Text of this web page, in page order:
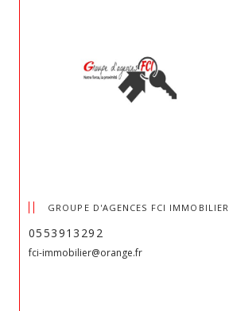
GROUPE D'AGENCES FCI IMMOBILIER
0553913292
fci-immobilier@orange.fr